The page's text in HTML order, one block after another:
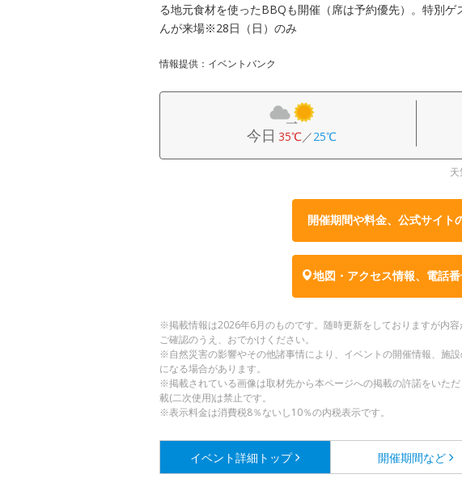
る地元食材を使ったBBQも開催（席は予約優先）。特別
んが来場※28日（日）のみ
情報提供：イベントバンク
今日 35℃／25℃
開催期間や料金、公式サイト
地図・アクセス情報、電話
※掲載情報は2026年6月のものです。随時更新をしておりますが内
ご確認のうえ、おでかけください。
※自然災害の影響やその他諸事情により、イベントの開催情報、施
になる場合があります。
※掲載されている画像は取材先から本ページへの掲載の許諾をいた
載(二次使用)は禁止です。
※表示料金は消費税8％ないし10％の内税表示です。
イベント詳細 トップ 開催期間など